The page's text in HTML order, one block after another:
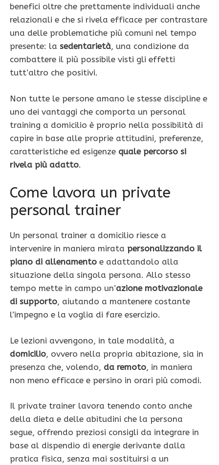
benefici oltre che prettamente individuali anche
relazionali e che si rivela efficace per contrastare
una delle problematiche più comuni nel tempo
presente: la sedentarietà, una condizione da
combattere il più possibile visti gli effetti
tutt’altro che positivi.
Non tutte le persone amano le stesse discipline e
uno dei vantaggi che comporta un personal
training a domicilio è proprio nella possibilità di
capire in base alle proprie attitudini, preferenze,
caratteristiche ed esigenze quale percorso si
rivela più adatto.
Come lavora un private
personal trainer
Un personal trainer a domicilio riesce a
intervenire in maniera mirata personalizzando il
piano di allenamento e adattandolo alla
situazione della singola persona. Allo stesso
tempo mette in campo un’azione motivazionale
di supporto, aiutando a mantenere costante
l’impegno e la voglia di fare esercizio.
Le lezioni avvengono, in tale modalità, a
domicilio, ovvero nella propria abitazione, sia in
presenza che, volendo, da remoto, in maniera
non meno efficace e persino in orari più comodi.
Il private trainer lavora tenendo conto anche
della dieta e delle abitudini che la persona
segue, offrendo preziosi consigli da integrare in
base al dispendio di energie derivante dalla
pratica fisica, senza mai sostituirsi a un